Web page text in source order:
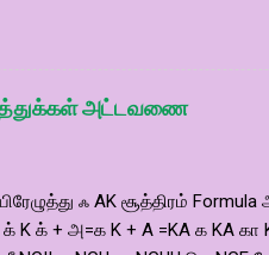
காலநிலைக்கும் verb
இது மிகவும்
அட்டவணை
ஃ AK சூத்திரம்
K க் + அ=க K + A =KA க KA